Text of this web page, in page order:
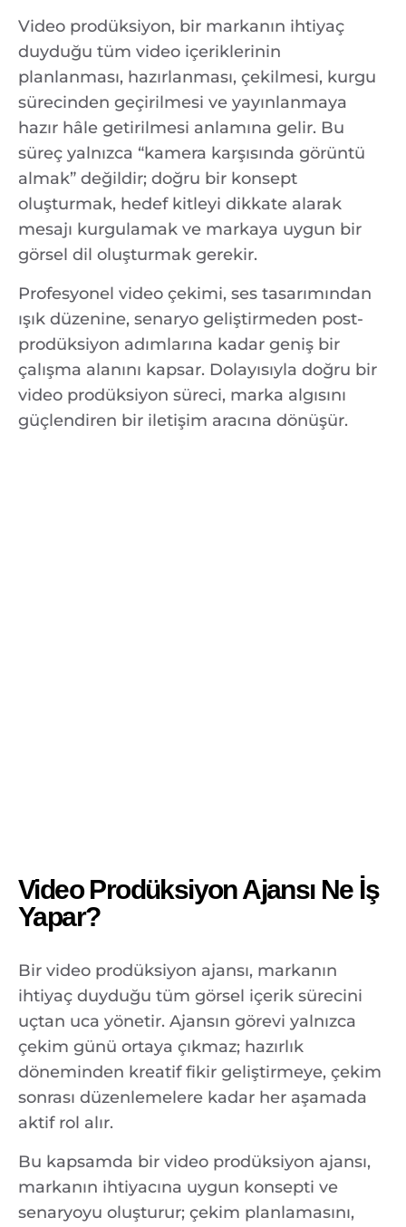
Video prodüksiyon, bir markanın ihtiyaç
duyduğu tüm video içeriklerinin
planlanması, hazırlanması, çekilmesi, kurgu
sürecinden geçirilmesi ve yayınlanmaya
hazır hâle getirilmesi anlamına gelir. Bu
süreç yalnızca “kamera karşısında görüntü
almak” değildir; doğru bir konsept
oluşturmak, hedef kitleyi dikkate alarak
mesajı kurgulamak ve markaya uygun bir
görsel dil oluşturmak gerekir.
Profesyonel video çekimi, ses tasarımından
ışık düzenine, senaryo geliştirmeden post-
prodüksiyon adımlarına kadar geniş bir
çalışma alanını kapsar. Dolayısıyla doğru bir
video prodüksiyon süreci, marka algısını
güçlendiren bir iletişim aracına dönüşür.
Video Prodüksiyon Ajansı Ne İş
Yapar?
Bir video prodüksiyon ajansı, markanın
ihtiyaç duyduğu tüm görsel içerik sürecini
uçtan uca yönetir. Ajansın görevi yalnızca
çekim günü ortaya çıkmaz; hazırlık
döneminden kreatif fikir geliştirmeye, çekim
sonrası düzenlemelere kadar her aşamada
aktif rol alır.
Bu kapsamda bir video prodüksiyon ajansı,
markanın ihtiyacına uygun konsepti ve
senaryoyu oluşturur; çekim planlamasını,